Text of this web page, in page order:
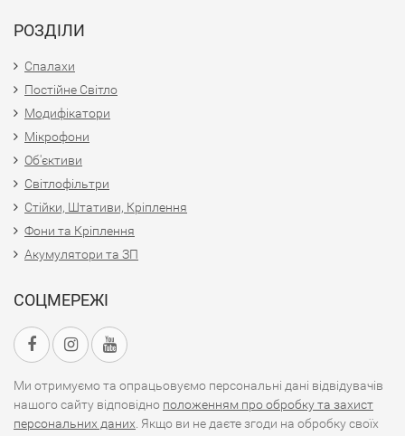
РОЗДІЛИ
Спалахи
Постійне Світло
Модифікатори
Мікрофони
Об'єктиви
Світлофільтри
Стійки, Штативи, Кріплення
Фони та Кріплення
Акумулятори та ЗП
СОЦМЕРЕЖІ
Ми отримуємо та опрацьовуємо персональні дані відвідувачів
нашого сайту відповідно положенням про обробку та захист
персональних даних . Якщо ви не даєте згоди на обробку своїх